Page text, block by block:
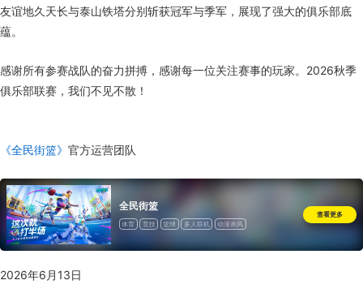
友谊地久天长与泰山铁塔分别斩获冠军与季军，展现了强大的俱乐部底
蕴。
感谢所有参赛战队的奋力拼搏，感谢每一位关注赛事的玩家。2026秋季
俱乐部联赛，我们不见不散！
《全民街篮》 官方运营团队
全民街篮
体育 竞技 篮球 多人联机 动漫画风
查看更多
2026年6月13日